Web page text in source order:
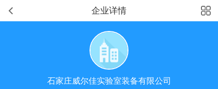
企业详情
石家庄威尔佳实验室装备有限公司